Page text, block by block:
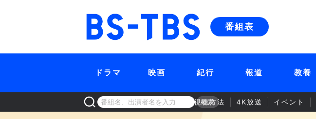
BS-TBS
番組表
ドラマ 映画 紀行 報道 教養
検索
視聴方法 4K放送 イベント